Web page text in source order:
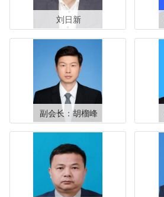
刘日新
副会长：胡榴峰